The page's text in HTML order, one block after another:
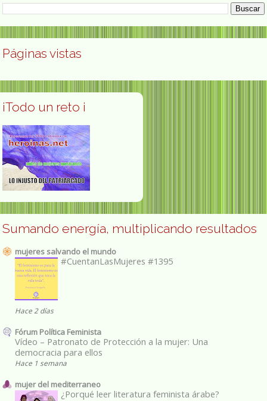
Páginas vistas
¡Todo un reto ¡
Sumando energía, multiplicando resultados
mujeres salvando el mundo
#CuentanLasMujeres #1395
Hace 2 días
Fórum Política Feminista
Vídeo – Patronato de Protección a la mujer: Una
democracia para ellos
Hace 1 semana
mujer del mediterraneo
¿Porqué leer literatura feminista árabe?